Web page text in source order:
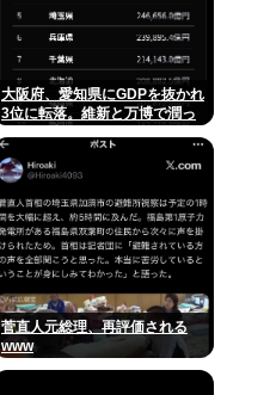
大阪府、愛知県にGDPを抜かれ
3位に転落。維新と万博で潤っ
菅直人元総理、再評価される
www